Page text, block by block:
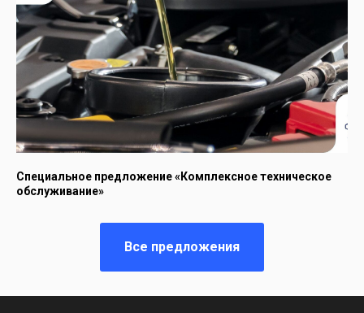
Специальное предложение «Комплексное техническое
обслуживание»
Все предложения
Пользуясь нашим сайтом,
вы соглашаетесь с тем, что мыиспользуем
cookies🍪
Хорошо